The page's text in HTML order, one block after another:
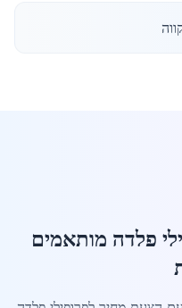
פלדה מותאמים